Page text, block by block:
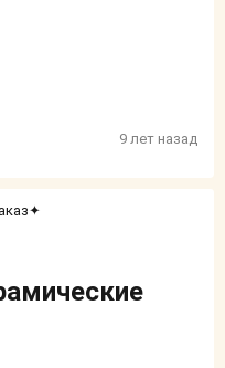
9 лет назад